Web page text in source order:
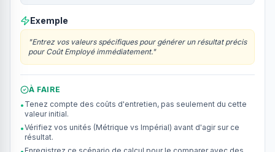
Exemple
"Entrez vos valeurs spécifiques pour générer un résultat précis
pour Coût Employé immédiatement."
À FAIRE
• Tenez compte des coûts d'entretien, pas seulement du cette
valeur initial.
•Vérifiez vos unités (Métrique vs Impérial) avant d'agir sur ce
résultat.